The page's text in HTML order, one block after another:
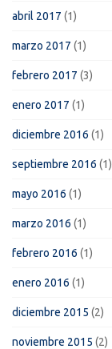
abril 2017 (1)
marzo 2017 (1)
febrero 2017 (3)
enero 2017 (1)
diciembre 2016 (1)
septiembre 2016 (1)
mayo 2016 (1)
marzo 2016 (1)
febrero 2016 (1)
enero 2016 (1)
diciembre 2015 (2)
noviembre 2015 (2)